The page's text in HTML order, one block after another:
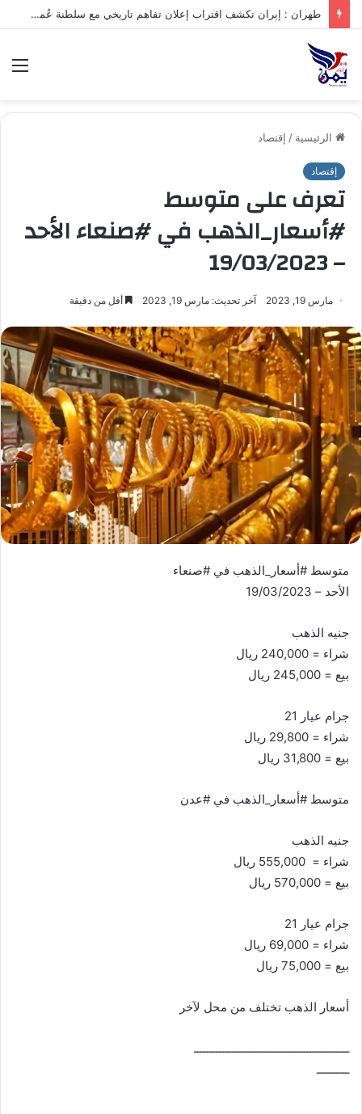
.تعرف على متوسط أسعار الذهب في صنعاء وعدن الخميس – 06/08/2026
الرئيسية / إقتصاد
إقتصاد
تعرف على متوسط
#أسعار_الذهب في #صنعاء الأحد
– 19/03/2023
مارس 19, 2023 آخر تحديث: مارس 19, 2023 أقل من دقيقة
متوسط #أسعار_الذهب في #صنعاء
الأحد – 19/03/2023
جنيه الذهب
شراء = 240,000 ريال
بيع = 245,000 ريال
جرام عيار 21
شراء = 29,800 ريال
بيع = 31,800 ريال
متوسط #أسعار_الذهب في #عدن
جنيه الذهب
شراء = 555,000 ريال
بيع = 570,000 ريال
جرام عيار 21
شراء = 69,000 ريال
بيع = 75,000 ريال
أسعار الذهب تختلف من محل لآخر
ــــــــــــــــــــــــــــــــــــــــــــــــ
ــــــــــ